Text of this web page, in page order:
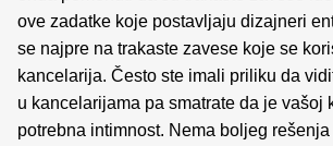
ove zadatke koje postavljaju dizajneri
se najpre na trakaste zavese koje se
kancelarija. Često ste imali priliku da
u kancelarijama pa smatrate da je vašoj
potrebna intimnost. Nema boljeg